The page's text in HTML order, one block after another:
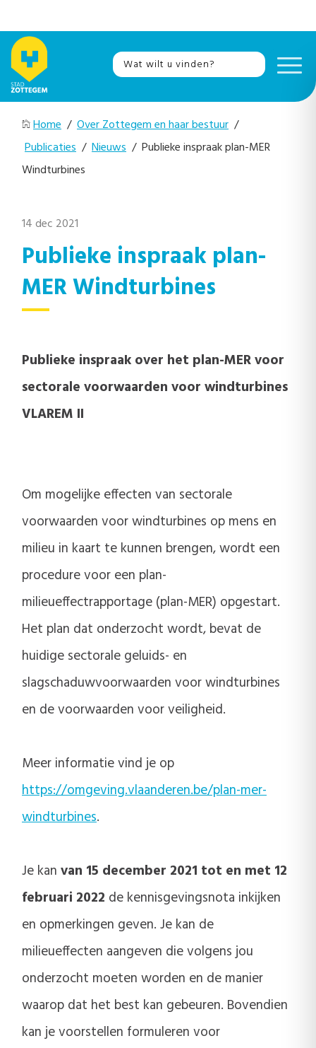
Home / Over Zottegem en haar bestuur /
Publicaties / Nieuws / Publieke inspraak plan-MER
Windturbines
14 dec 2021
Publieke inspraak plan-
MER Windturbines
Publieke inspraak over het plan-MER voor
sectorale voorwaarden voor windturbines
VLAREM II
Om mogelijke effecten van sectorale
voorwaarden voor windturbines op mens en
milieu in kaart te kunnen brengen, wordt een
procedure voor een plan-
milieueffectrapportage (plan-MER) opgestart.
Het plan dat onderzocht wordt, bevat de
huidige sectorale geluids- en
slagschaduwvoorwaarden voor windturbines
en de voorwaarden voor veiligheid.
Meer informatie vind je op
https://omgeving.vlaanderen.be/plan-mer-
windturbines.
Je kan van 15 december 2021 tot en met 12
februari 2022 de kennisgevingsnota inkijken
en opmerkingen geven. Je kan de
milieueffecten aangeven die volgens jou
onderzocht moeten worden en de manier
waarop dat het best kan gebeuren. Bovendien
kan je voorstellen formuleren voor